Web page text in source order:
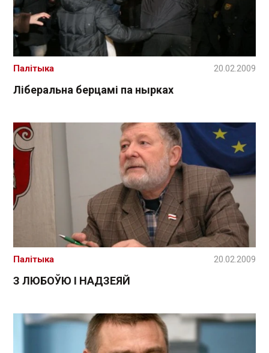
Ліберальна берцамі па нырках
Палітыка 20.02.2009
З ЛЮБОЎЮ І НАДЗЕЯЙ
Палітыка 20.02.2009